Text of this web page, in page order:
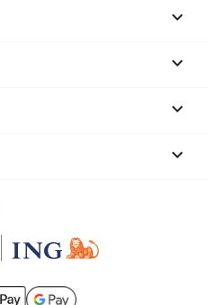



keyboard_arrow_down